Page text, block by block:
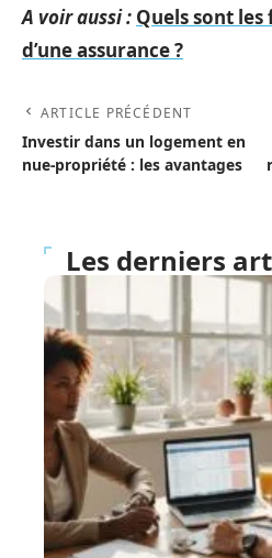
A voir aussi : Quels sont
d’une assurance ?
ARTICLE PRÉCÉDENT
Investir dans un logement en
nue-propriété : les avantages
Les derniers